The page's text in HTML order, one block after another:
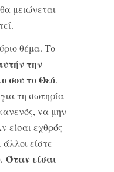
μειώνεται
θέμα. Το
την
σου το Θεό.
τη σωτηρία
να μην
είσαι εχθρός
είστε
Όταν είσαι